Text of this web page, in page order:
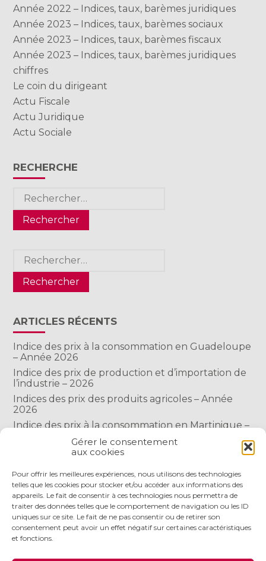
Gérer le consentement
aux cookies
Pour offrir les meilleures expériences, nous utilisons des technologies
telles que les cookies pour stocker et/ou accéder aux informations des
appareils. Le fait de consentir à ces technologies nous permettra de
traiter des données telles que le comportement de navigation ou les ID
uniques sur ce site. Le fait de ne pas consentir ou de retirer son
consentement peut avoir un effet négatif sur certaines caractéristiques
et fonctions.
Année 2022 – Indices, taux, barèmes juridiques
Année 2023 – Indices, taux, barèmes sociaux
Année 2023 – Indices, taux, barèmes fiscaux
Année 2023 – Indices, taux, barèmes juridiques
chiffres
Le coin du dirigeant
Actu Fiscale
Actu Juridique
Actu Sociale
RECHERCHE
Rechercher :
Rechercher :
ARTICLES RÉCENTS
Indice des prix à la consommation en Guadeloupe
– Année 2026
Indice des prix de production et d’importation de
l’industrie – 2026
Indices des prix des produits agricoles – Année
2026
Indice des prix à la consommation en Martinique –
Indice des prix à la consommation à Mayotte –
COMMENTAIRES RÉCENTS